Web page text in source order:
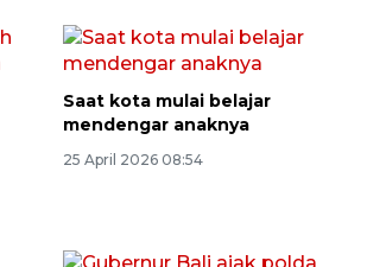
Saat kota mulai belajar
mendengar anaknya
25 April 2026 08:54